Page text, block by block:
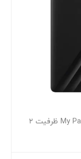
هارد اکسترنال وسترن دیجیتال My Passport ظرفیت ۲